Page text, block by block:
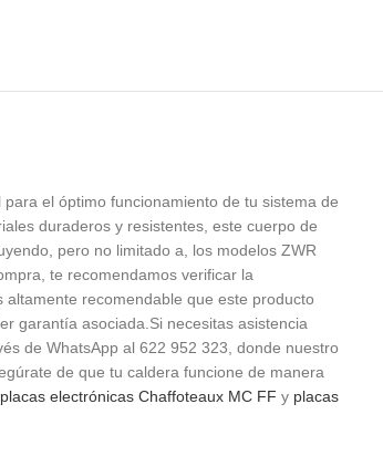
el óptimo funcionamiento de tu sistema de
duraderos y resistentes, este cuerpo de
pero no limitado a, los modelos ZWR
te recomendamos verificar la
recomendable que este producto
garantía asociada.Si necesitas asistencia
de WhatsApp al 622 952 323, donde nuestro
de que tu caldera funcione de manera
placas electrónicas Chaffoteaux MC FF y placas